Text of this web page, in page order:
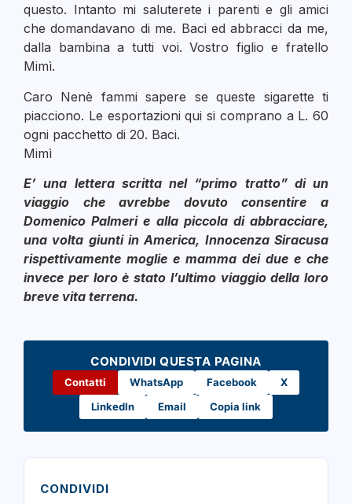
questo. Intanto mi saluterete i parenti e gli amici
che domandavano di me. Baci ed abbracci da me,
dalla bambina a tutti voi. Vostro figlio e fratello
Mimì.
Caro Nenè fammi sapere se queste sigarette ti
piacciono. Le esportazioni qui si comprano a L. 60
ogni pacchetto di 20. Baci.
Mimì
E’ una lettera scritta nel “primo tratto” di un
viaggio che avrebbe dovuto consentire a
Domenico Palmeri e alla piccola di abbracciare,
una volta giunti in America, Innocenza Siracusa
rispettivamente moglie e mamma dei due e che
invece per loro è stato l’ultimo viaggio della loro
breve vita terrena.
CONDIVIDI QUESTA PAGINA
Contatti WhatsApp Facebook
X
LinkedIn
Email Copia link
CONDIVIDI